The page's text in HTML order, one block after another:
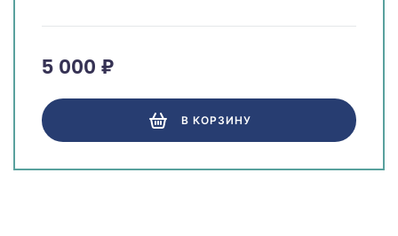
5 000 ₽
В КОРЗИНУ